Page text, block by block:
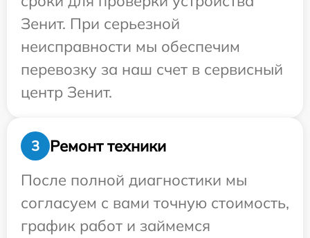
Зенит. При серьезной
неисправности мы обеспечим
перевозку за наш счет в сервисный
центр Зенит.
3
Ремонт техники
После полной диагностики мы
согласуем с вами точную стоимость,
график работ и займемся